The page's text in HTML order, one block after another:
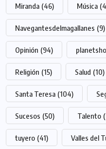
Miranda (46) Música
Navegantesdelmagallanes (9)
Opinión (94)
Religión (15) Salud (10)
Santa Teresa (104)
Sucesos (50) Talento
tuyero (41) Valles del